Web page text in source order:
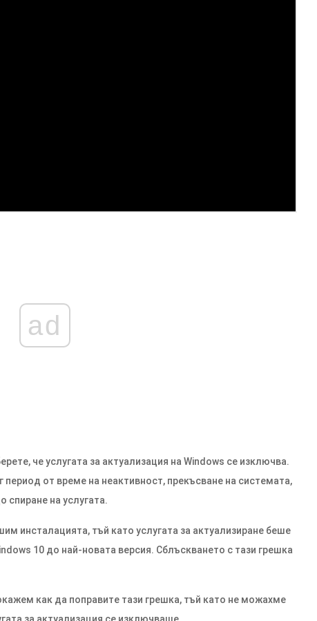
ad
че услугата за актуализация на Windows се изключва.
от време на неактивност, прекъсване на системата,
спиране на услугата.
инсталацията, тъй като услугата за актуализиране беше
10 до най-новата версия. Сблъскването с тази грешка
как да поправите тази грешка, тъй като не можахме